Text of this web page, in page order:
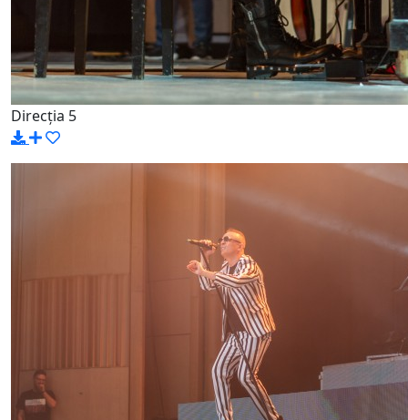
Direcția 5